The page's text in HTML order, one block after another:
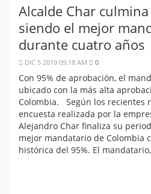
Alcalde Char
siendo el mejor
durante cuatro años
DIC 5 2019 09:18 AM 0
Con 95% de aprobación, el
ubicado con la más alta
Colombia. Según los recientes
encuesta realizada por la
Alejandro Char finaliza su
mejor mandatario de Colombia
histórica del 95%. El mandatario,